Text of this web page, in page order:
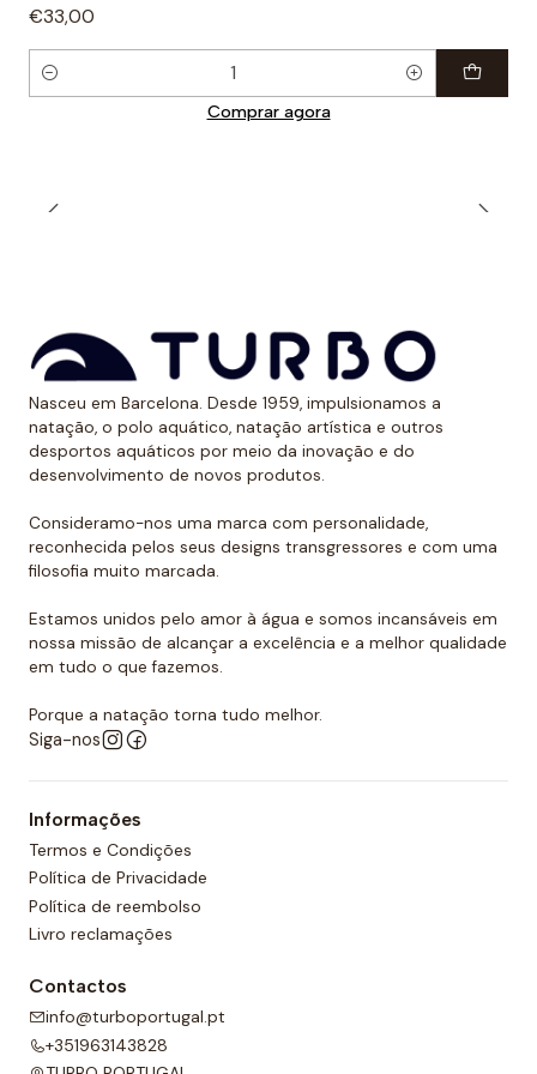
€33,00
Quantidade
Comprar agora
Nasceu em Barcelona. Desde 1959, impulsionamos a
natação, o polo aquático, natação artística e outros
desportos aquáticos por meio da inovação e do
desenvolvimento de novos produtos.
Consideramo-nos uma marca com personalidade,
reconhecida pelos seus designs transgressores e com uma
filosofia muito marcada.
Estamos unidos pelo amor à água e somos incansáveis em
nossa missão de alcançar a excelência e a melhor qualidade
em tudo o que fazemos.
Porque a natação torna tudo melhor.
Siga-nos
Informações
Termos e Condições
Política de Privacidade
Política de reembolso
Livro reclamações
Contactos
info@turboportugal.pt
+351963143828